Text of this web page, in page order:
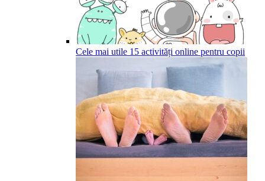
Cele mai utile 15 activități online pentru copii